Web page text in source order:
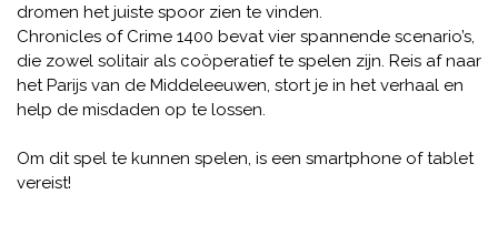
dromen het juiste spoor zien te vinden.
Chronicles of Crime 1400 bevat vier spannende scenario’s,
die zowel solitair als coöperatief te spelen zijn. Reis af naar
het Parijs van de Middeleeuwen, stort je in het verhaal en
help de misdaden op te lossen.
Om dit spel te kunnen spelen, is een smartphone of tablet
vereist!